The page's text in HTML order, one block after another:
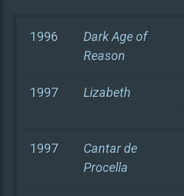
1996
Dark Age of
Reason
1997 Lizabeth
1997
Cantar de
Procella